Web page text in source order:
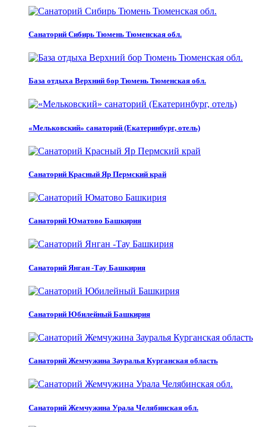
Санаторий Сибирь Тюмень Тюменская обл.
База отдыха Верхний бор Тюмень Тюменская обл.
«Мельковский» санаторий (Екатеринбург, отель)
Санаторий Красный Яр Пермский край
Санаторий Юматово Башкирия
Санаторий Янган -Тау Башкирия
Санаторий Юбилейный Башкирия
Санаторий Жемчужина Зауралья Курганская область
Санаторий Жемчужина Урала Челябинская обл.